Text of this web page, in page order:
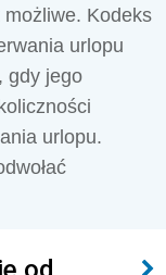
możliwe. Kodeks
urlopu
gdy jego
urlopu.